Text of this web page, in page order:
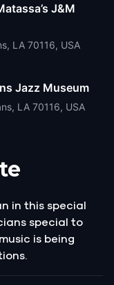
J&M
LA 70116, USA
Jazz Museum
LA 70116, USA
in this special
special to
is being